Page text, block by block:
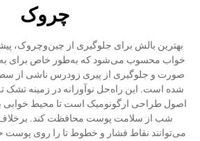
چروک
بهترین بالش برای جلوگیری از چین‌وچروک،
خواب محسوب می‌شود که به‌طور خاص برای
صورت و جلوگیری از پیری زودرس ناشی از
شده است. این راه‌حل نوآورانه در زمینه تشک
اصول طراحی ارگونومیک است تا محیط خوابی
شب از سلامت پوست محافظت کند. برخلاف
می‌توانند نقاط فشار و خطوط تا را روی پوست